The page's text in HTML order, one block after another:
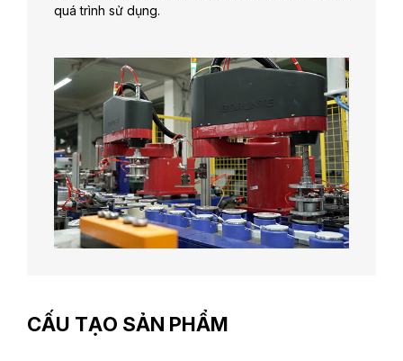
quá trình sử dụng.
CẤU TẠO SẢN PHẨM